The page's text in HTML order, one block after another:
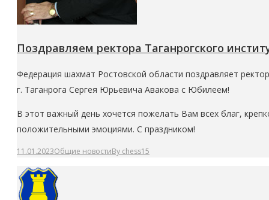
Поздравляем ректора Таганрогского
Федерация шахмат Ростовской области поздравляет
г. Таганрога Сергея Юрьевича Авакова с Юбилеем!
В этот важный день хочется пожелать Вам всех благ,
положительными эмоциями. С праздником!
11.01.2023Общие новостиBy chess15